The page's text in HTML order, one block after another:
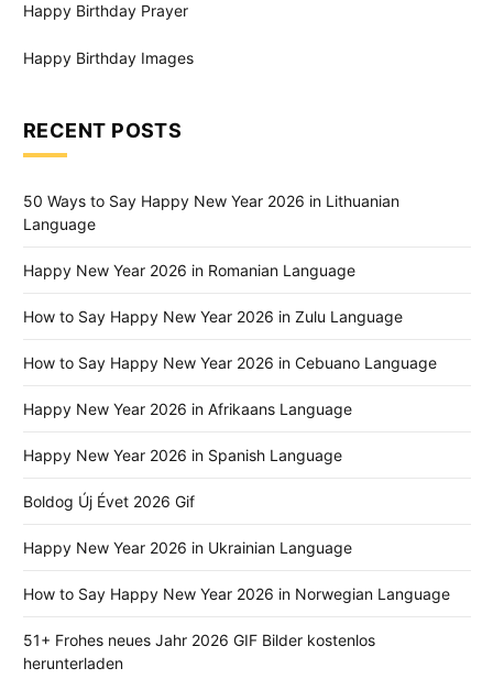
Happy Birthday Prayer
Happy Birthday Images
RECENT POSTS
50 Ways to Say Happy New Year 2026 in Lithuanian
Language
Happy New Year 2026 in Romanian Language
How to Say Happy New Year 2026 in Zulu Language
How to Say Happy New Year 2026 in Cebuano Language
Happy New Year 2026 in Afrikaans Language
Happy New Year 2026 in Spanish Language
Boldog Új Évet 2026 Gif
Happy New Year 2026 in Ukrainian Language
How to Say Happy New Year 2026 in Norwegian Language
51+ Frohes neues Jahr 2026 GIF Bilder kostenlos
herunterladen